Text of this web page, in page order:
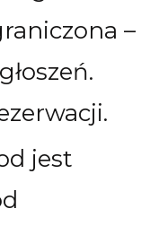
–
jest